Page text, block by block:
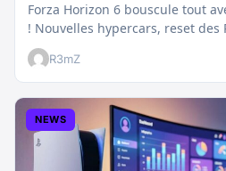
Forza Horizon 6 bouscule tout
! Nouvelles hypercars, reset des
:…
R3mZ
NEWS